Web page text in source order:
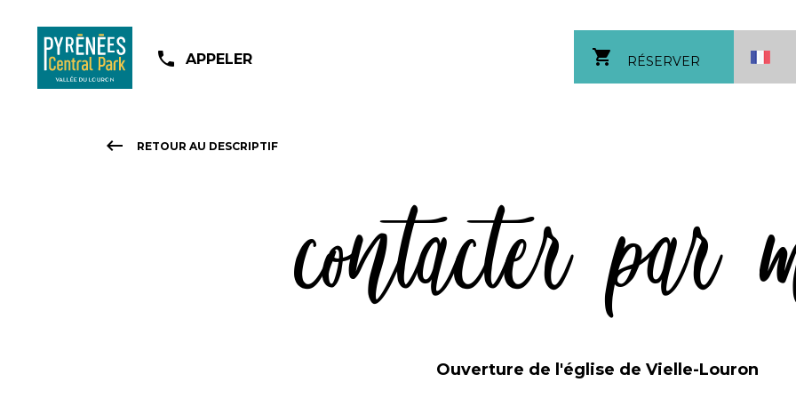
contenu
principal
phone APPELER shopping_cart RÉSERVER
keyboard_backspace RETOUR AU DESCRIPTIF
contacter par
Ouverture de l'église de Vielle-Louron